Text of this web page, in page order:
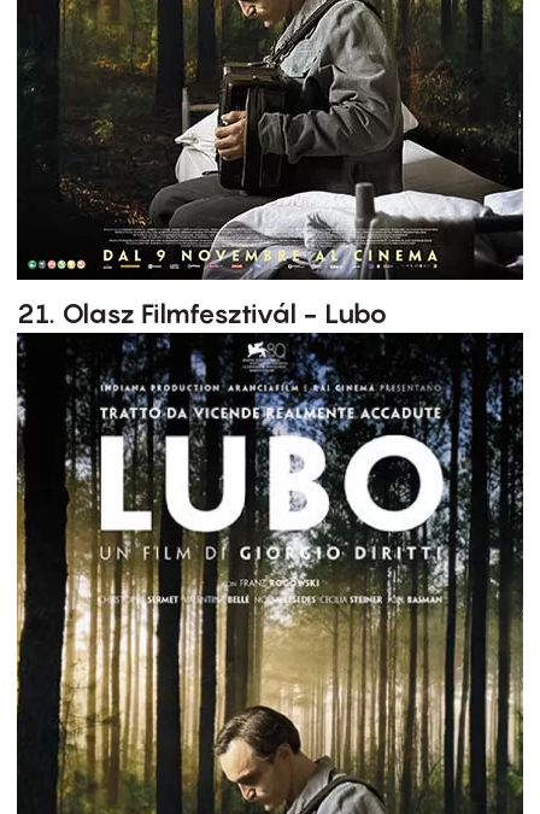
21. Olasz Filmfesztivál - Lubo